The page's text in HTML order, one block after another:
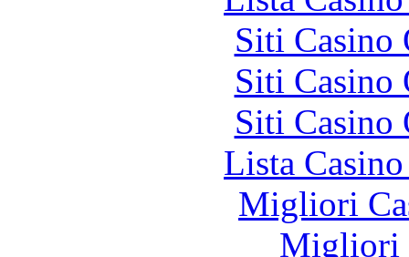
Siti Casino
Siti Casino
Siti Casino
Lista
Migliori
Migliori